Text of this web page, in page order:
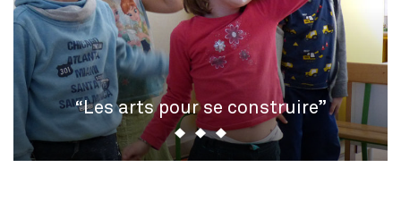
“Les arts pour se construire”